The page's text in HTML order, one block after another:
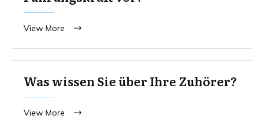
View More
Was wissen Sie über Ihre Zuhörer?
View More